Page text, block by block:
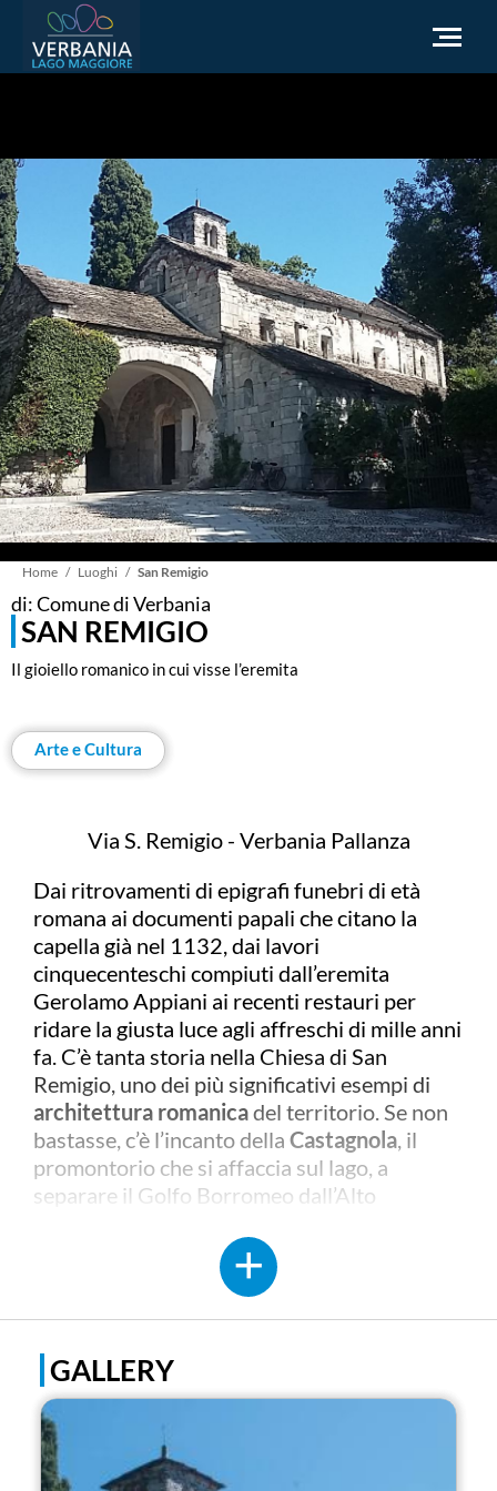
Come raggiungerci
Infopoint Turistico
Meteo
Richiesta informazioni
Sito Istituzionale
Briciole
di
Home Luoghi San Remigio
di: Comune di Verbania
SAN REMIGIO
Il gioiello romanico in cui visse l’eremita
Arte e Cultura
Via S. Remigio - Verbania Pallanza
Dai ritrovamenti di epigrafi funebri di età
romana ai documenti papali che citano la
capella già nel 1132, dai lavori
cinquecenteschi compiuti dall’eremita
Gerolamo Appiani ai recenti restauri per
ridare la giusta luce agli affreschi di mille anni
fa. C’è tanta storia nella Chiesa di San
Remigio, uno dei più significativi esempi di
architettura romanicadel territorio. Se non
bastasse, c’è l’incanto della Castagnola, il
promontorio che si affaccia sul lago, a
separare il Golfo Borromeo dall’Alto
vedette, che potevano spaziare con la vista
dalla foce del fiume Toce, sino a Stresa o alla
sponda lombarda, oggi è una lussureggiante
grande fascino.
La Chiesa di San Remigio sorse in tre fasi
costruttive tra X e XII secolo, fu
probabilmente cappella di un vicino castello
del quale però non resta traccia e della
GALLERY